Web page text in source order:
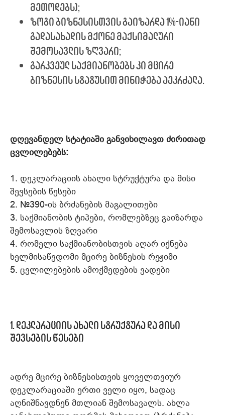
მეთოდებს);
ზოგი ბიზნესისთვის გაიზარდა 1%-იანი
გადასახადის მქონე მაქსიმალური
შემოსავლის ზღვარი;
გარკვეულ საქმიანობებს კი მცირე
ბიზნესის სტატუსით მინიჭება აეკრძალა.
დღევანდელ სტატიაში განვიხილავთ ძირითად
ცვლილებებს:
1. დეკლარაციის ახალი სტრუქტურა და მისი
შევსების წესები
2. №390-ის ბრძანების მაგალითები
3. საქმიანობის ტიპები, რომლებზეც გაიზარდა
შემოსავლის ზღვარი
4. რომელი საქმიანობისთვის აღარ იქნება
ხელმისაწვდომი მცირე ბიზნესის რეჟიმი
5. ცვლილებების ამოქმედების ვადები
1.დეკლარაციის ახალი სტრუქტურა და მისი
შევსების წესები
ადრე მცირე ბიზნესისთვის ყოველთვიურ
დეკლარაციაში ერთი ველი იყო, სადაც
აღნიშნავდნენ მთლიან შემოსავალს. ახლა